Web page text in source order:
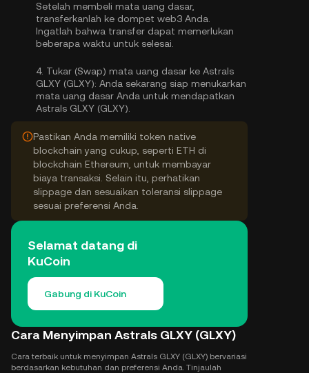
Setelah membeli mata uang dasar,
transferkanlah ke dompet web3 Anda.
Ingatlah bahwa transfer dapat memerlukan
beberapa waktu untuk selesai.
4. Tukar (Swap) mata uang dasar ke Astrals
GLXY (GLXY): Anda sekarang siap menukarkan
mata uang dasar Anda untuk mendapatkan
Astrals GLXY (GLXY).
Pastikan Anda memiliki token native
blockchain yang cukup, seperti ETH di
blockchain Ethereum, untuk membayar
biaya transaksi. Selain itu, perhatikan
slippage dan sesuaikan toleransi slippage
sesuai preferensi Anda.
Selamat datang di
KuCoin
Gabung di KuCoin
Cara Menyimpan Astrals GLXY (GLXY)
Cara terbaik untuk menyimpan Astrals GLXY (GLXY) bervariasi
berdasarkan kebutuhan dan preferensi Anda. Tinjaulah